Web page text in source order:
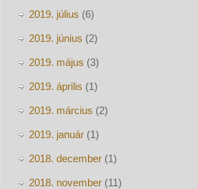
2019. július (6)
2019. június (2)
2019. május (3)
2019. április (1)
2019. március (2)
2019. január(1)
2018. december(1)
2018. november(11)